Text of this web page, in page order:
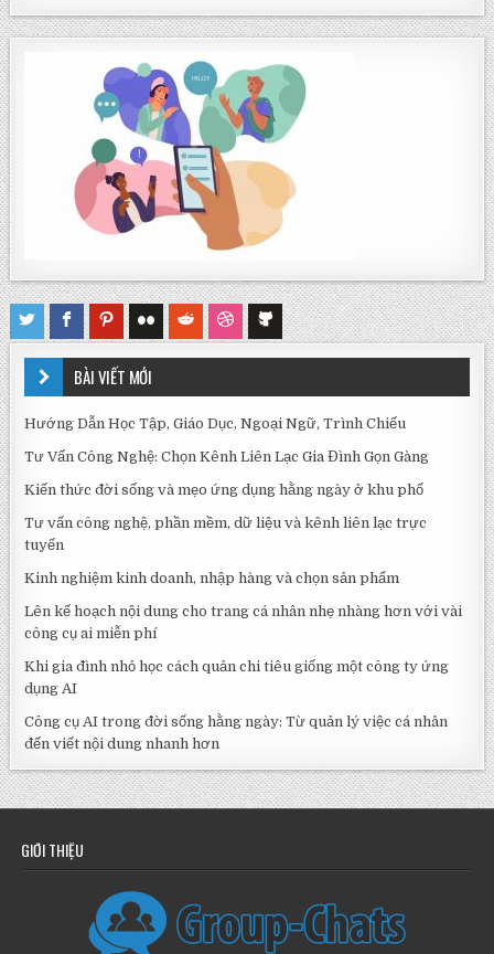
BÀI VIẾT MỚI
Hướng Dẫn Học Tập, Giáo Dục, Ngoại Ngữ, Trình Chiếu
Tư Vấn Công Nghệ: Chọn Kênh Liên Lạc Gia Đình Gọn Gàng
Kiến thức đời sống và mẹo ứng dụng hằng ngày ở khu phố
Tư vấn công nghệ, phần mềm, dữ liệu và kênh liên lạc trực
tuyến
Kinh nghiệm kinh doanh, nhập hàng và chọn sản phẩm
Lên kế hoạch nội dung cho trang cá nhân nhẹ nhàng hơn với vài
công cụ ai miễn phí
Khi gia đình nhỏ học cách quản chi tiêu giống một công ty ứng
dụng AI
Công cụ AI trong đời sống hằng ngày: Từ quản lý việc cá nhân
đến viết nội dung nhanh hơn
GIỚI THIỆU